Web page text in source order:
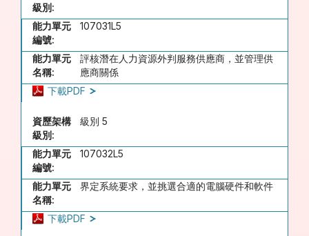
級別:
能力單元
編號:
107031L5
能力單元
名稱:
評核潛在人力資源外判服務供應商，並管理供
應商關係
下載PDF
資歷架構
級別:
級別 5
能力單元
編號:
107032L5
能力單元
名稱:
界定系統要求，並挑選合適的電腦硬件和軟件
下載PDF